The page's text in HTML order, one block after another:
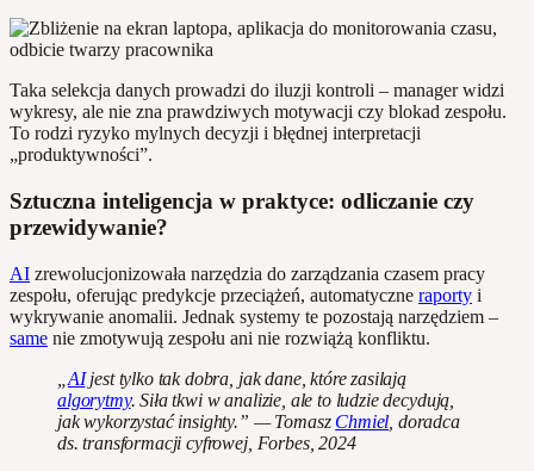
Taka selekcja danych prowadzi do iluzji kontroli – manager widzi
wykresy, ale nie zna prawdziwych motywacji czy blokad zespołu.
To rodzi ryzyko mylnych decyzji i błędnej interpretacji
„produktywności”.
Sztuczna inteligencja w praktyce: odliczanie czy
przewidywanie?
AI zrewolucjonizowała narzędzia do zarządzania czasem pracy
zespołu, oferując predykcje przeciążeń, automatyczne raporty i
wykrywanie anomalii. Jednak systemy te pozostają narzędziem –
same nie zmotywują zespołu ani nie rozwiążą konfliktu.
AIjest tylko tak dobra, jak dane, które zasilają
algorytmy. Siła tkwi w analizie, ale to ludzie decydują,
jak wykorzystać insighty.” — Tomasz Chmiel , doradca
ds. transformacji cyfrowej, Forbes, 2024